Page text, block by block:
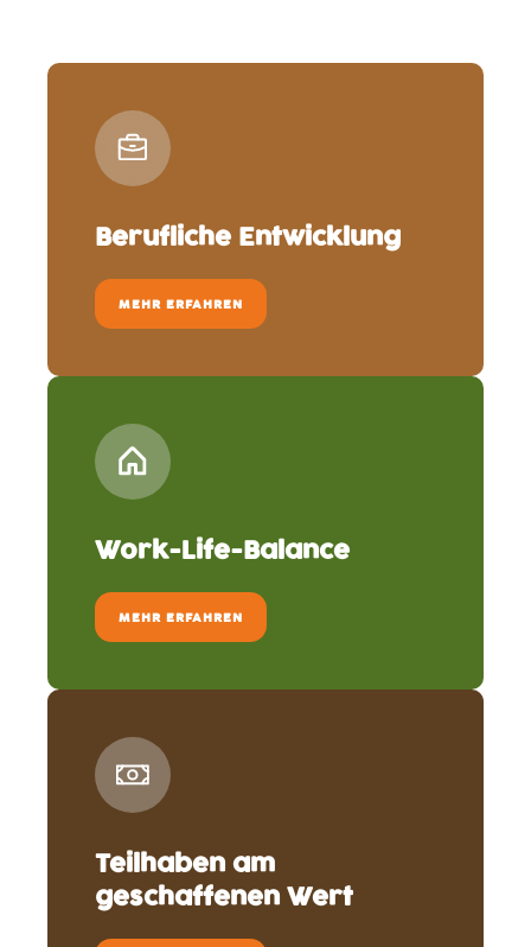
Berufliche Entwicklung
MEHR ERFAHREN
Work-Life-Balance
MEHR ERFAHREN
Teilhaben am
geschaffenen Wert